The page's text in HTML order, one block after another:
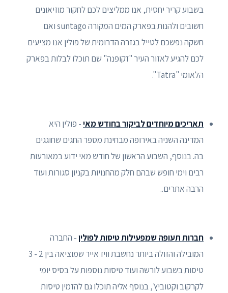
בשבוע קריר יחסית, אנו ממליצים לכם לחקור מוזיאונים
חשובים ולהנות בפארק המים המקורה suntago ואם
חשקה נפשכם לטייל בגזרה הדרומית של פולין אנו מציעים
לכם להגיע לאזור העיר "זקופנה" שם תוכלו לבלות בפארק
הלאומי "Tatra".
תאריכים מיוחדים לביקור בחודש מאי- פולין היא
המדינה השניה באירופה מבחינת מספר החגים שחוגגים
בה. בנוסף, השבוע הראשון של חודש מאי ידוע במאורעות
רבים וימי חופש שבהם חלק מהחנויות בקניון סגורות ועוד
הרבה אתרים..
חברות תעופה שמפעילות טיסות לפולין- החברה
המובילה והזולה ביותר נחשבת וויז אייר שמוציאה בין 2 - 3
טיסות בשבוע לורשה ועוד טיסות נוספות על בסיס יומי
לקרקוב וקטוביץ', בנוסף אליה תוכלו גם להזמין טיסות